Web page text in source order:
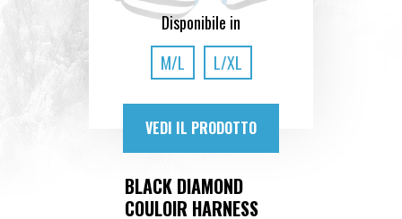
Disponibile in
M/L
L/XL
VEDI IL PRODOTTO
BLACK DIAMOND
COULOIR HARNESS